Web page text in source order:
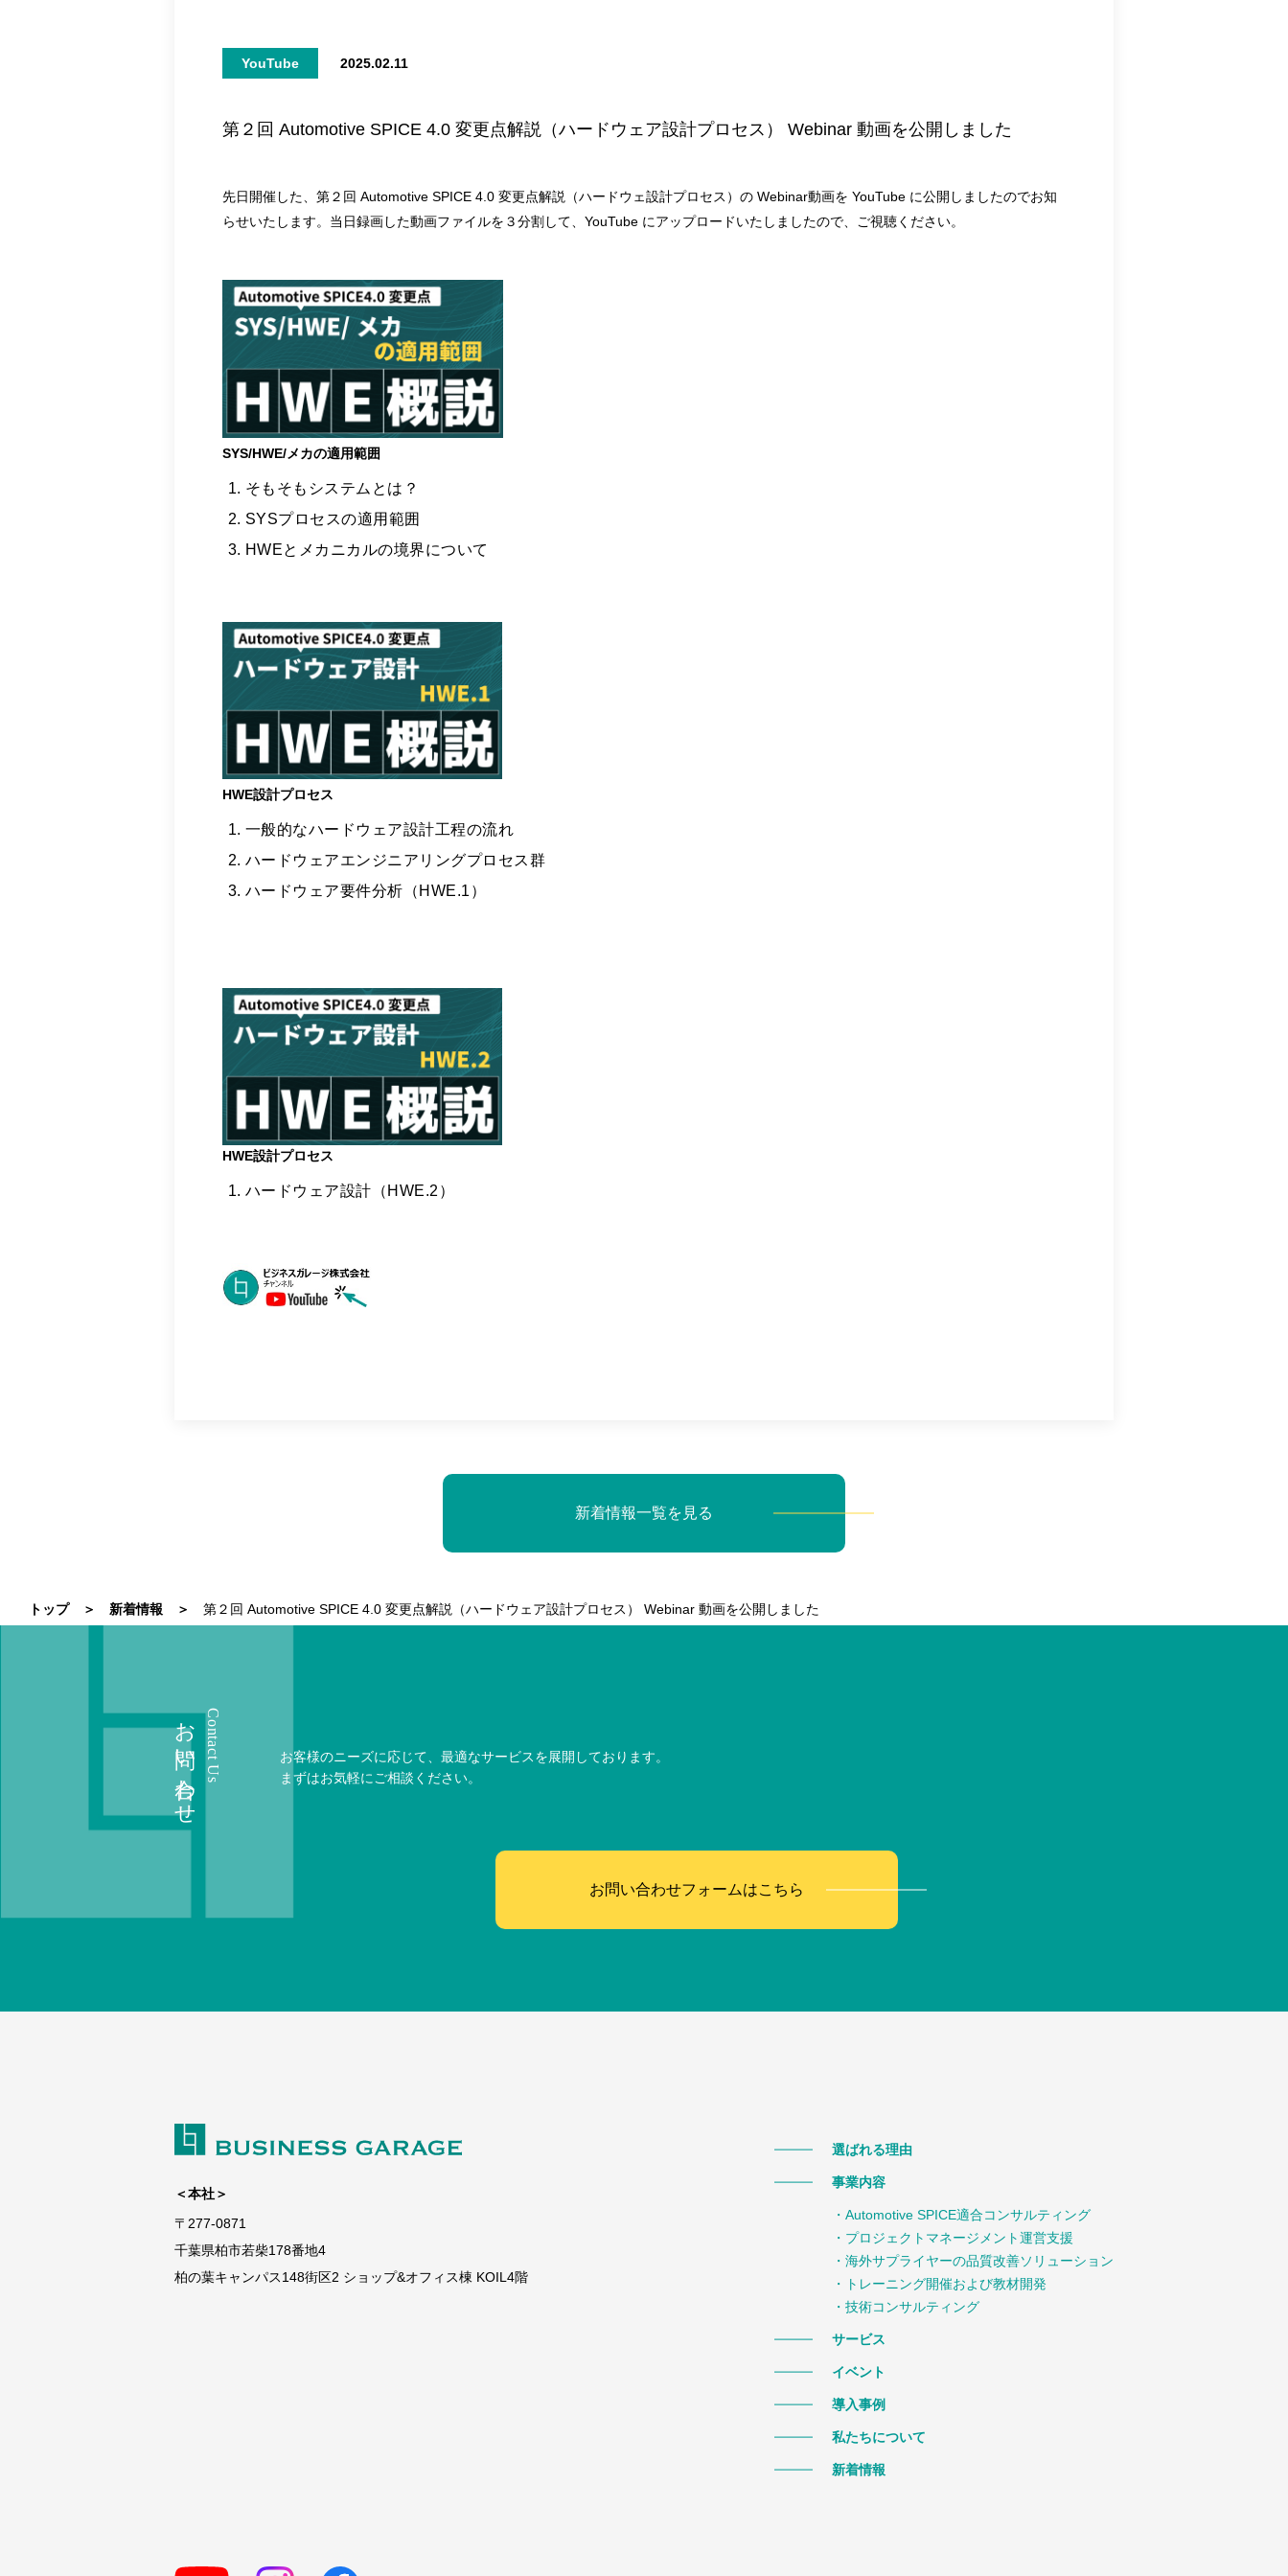
YouTube 2025.02.11
第２回 Automotive SPICE 4.0 変更点解説（ハードウェア設計プロセス） Webinar 動画を公開しました
先日開催した、第２回 Automotive SPICE 4.0 変更点解説（ハードウェ設計プロセス）の Webinar動画を YouTube に公開しましたのでお知
らせいたします。当日録画した動画ファイルを３分割して、YouTube にアップロードいたしましたので、ご視聴ください。
SYS/HWE/メカの適用範囲
そもそもシステムとは？
SYSプロセスの適用範囲
HWEとメカニカルの境界について
HWE設計プロセス
一般的なハードウェア設計工程の流れ
ハードウェアエンジニアリングプロセス群
ハードウェア要件分析（HWE.1）
HWE設計プロセス
ハードウェア設計（HWE.2）
新着情報一覧を見る
トップ 新着情報 第２回 Automotive SPICE 4.0 変更点解説（ハードウェア設計プロセス） Webinar 動画を公開しました
Contact Us
お問い合わせ
お客様のニーズに応じて、最適なサービスを展開しております。
まずはお気軽にご相談ください。
お問い合わせフォームはこちら
＜本社＞
〒277-0871
千葉県柏市若柴178番地4
柏の葉キャンパス148街区2 ショップ&オフィス棟 KOIL4階
選ばれる理由
事業内容
・Automotive SPICE適合コンサルティング
・プロジェクトマネージメント運営支援
・海外サプライヤーの品質改善ソリューション
・トレーニング開催および教材開発
・技術コンサルティング
サービス
イベント
導入事例
私たちについて
新着情報